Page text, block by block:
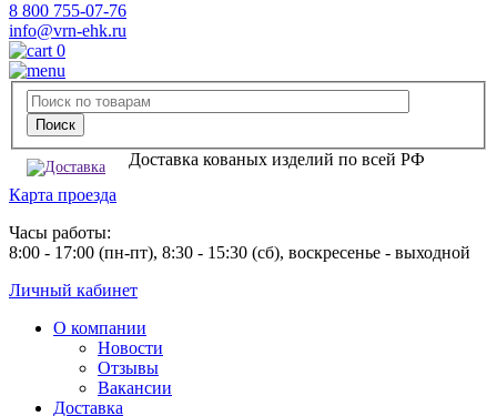
8 800 755-07-76
info@vrn-ehk.ru
0
Доставка кованых изделий по всей РФ
Карта проезда
Часы работы:
8:00 - 17:00 (пн-пт), 8:30 - 15:30 (сб), воскресенье - выходной
Личный кабинет
О компании
Новости
Отзывы
Вакансии
Доставка